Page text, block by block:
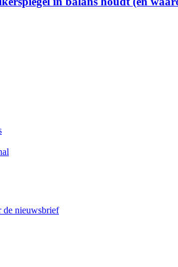
de nieuwsbrief